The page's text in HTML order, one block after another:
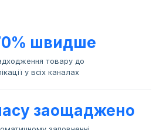
швидше
товару до
у всіх каналах
заощаджено